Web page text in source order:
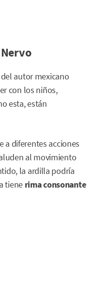
autor mexicano
con los niños,
esta, están
a diferentes acciones
al movimiento
la ardilla podría
tiene rima consonante